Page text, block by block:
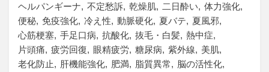
ヘルパンギーナ
不定愁訴 乾燥肌 二日酔い
体力強化
便秘 免疫強化 冷え性 動脈硬化 夏バテ
夏風邪
心筋梗塞 手足口病 抗酸化 抜毛・白髪 熱中症
片頭痛
疲労回復 眼精疲労 糖尿病 紫外線
美肌
老化防止
肝機能強化 肥満 脂質異常
脳の活性化